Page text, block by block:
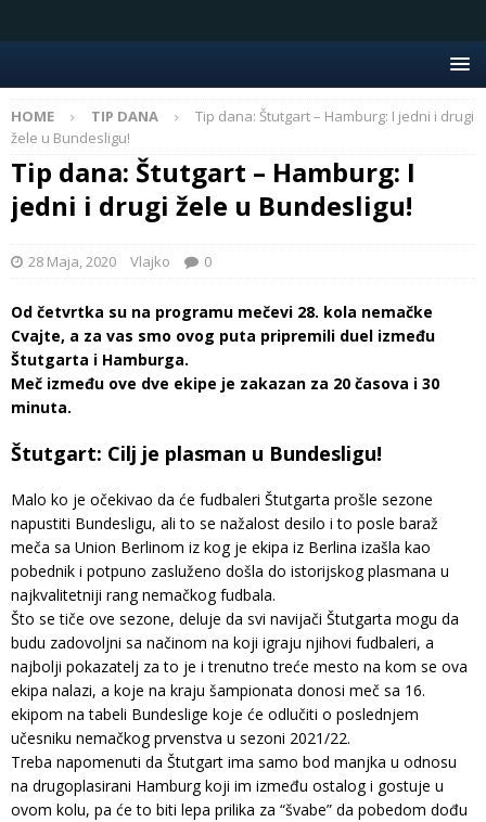
HOME TIP DANA
Tip dana: Štutgart – Hamburg: I jedni i drugi
žele u Bundesligu!
Tip dana: Štutgart – Hamburg: I
jedni i drugi žele u Bundesligu!
28 Maja, 2020 Vlajko 0
Od četvrtka su na programu mečevi 28. kola nemačke
Cvajte, a za vas smo ovog puta pripremili duel između
Štutgarta i Hamburga.
Meč između ove dve ekipe je zakazan za 20 časova i 30
minuta.
Štutgart: Cilj je plasman u Bundesligu!
Malo ko je očekivao da će fudbaleri Štutgarta prošle sezone
napustiti Bundesligu, ali to se nažalost desilo i to posle baraž
meča sa Union Berlinom iz kog je ekipa iz Berlina izašla kao
pobednik i potpuno zasluženo došla do istorijskog plasmana u
najkvalitetniji rang nemačkog fudbala.
Što se tiče ove sezone, deluje da svi navijači Štutgarta mogu da
budu zadovoljni sa načinom na koji igraju njihovi fudbaleri, a
najbolji pokazatelj za to je i trenutno treće mesto na kom se ova
ekipa nalazi, a koje na kraju šampionata donosi meč sa 16.
ekipom na tabeli Bundeslige koje će odlučiti o poslednjem
učesniku nemačkog prvenstva u sezoni 2021/22.
Treba napomenuti da Štutgart ima samo bod manjka u odnosu
na drugoplasirani Hamburg koji im između ostalog i gostuje u
ovom kolu, pa će to biti lepa prilika za “švabe” da pobedom dođu